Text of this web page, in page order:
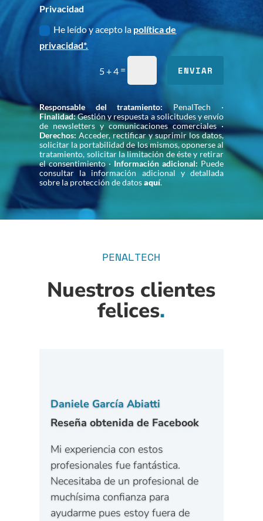
Privacidad
He leído y acepto la política de
privacidad*.
5 + 4= ENVIAR
Responsable del tratamiento: PenalTech ·
Finalidad:Gestión y respuesta a solicitudes y envío
de newsletters y comunicaciones comerciales ·
Derechos: Acceder, rectificar y suprimir los datos,
solicitar la portabilidad de los mismos, oponerse al
tratamiento, solicitar la limitación de éste y retirar
el consentimiento · Información adicional: Puede
consultar la información adicional y detallada
sobre la protección de datosaquí.
PENALTECH
Nuestros clientes
felices.
Daniele García Abiatti
Reseña obtenida de Facebook
Mi experiencia con estos
profesionales fue fantástica.
Necesitaba de un profesional de
muchísima confianza para
ayudarme pues estoy fuera de